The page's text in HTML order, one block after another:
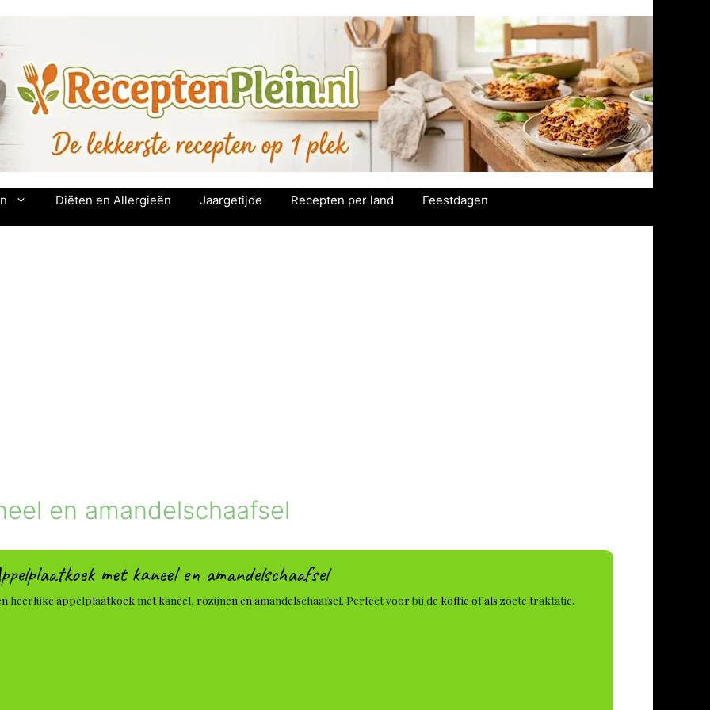
Diëten en Allergieën Jaargetijde Recepten per land Feestdagen
en amandelschaafsel
met kaneel en amandelschaafsel
heerlijke appelplaatkoek met kaneel, rozijnen en amandelschaafsel. Perfect voor bij de koffie of als zoete traktatie.